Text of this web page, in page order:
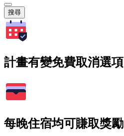
搜尋
計畫有變免費取消選項
每晚住宿均可賺取獎勵